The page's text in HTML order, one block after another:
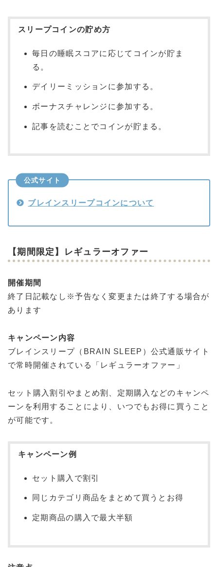
スリープコインの貯め方
毎日の睡眠スコアに応じてコインが貯ま
る。
デイリーミッションに参加する。
ボーナスチャレンジに参加する。
記事を読むことでコインが貯まる。
公式サイト
ブレインスリープコインについて
【期間限定】レギュラーオファー
開催期間
終了日記載なし※予告なく変更または終了する場合が
あります
キャンペーン内容
ブレインスリープ（BRAIN SLEEP）公式通販サイト
で常時開催されている「レギュラーオファー」
セット購入割引やまとめ割、定期購入などのキャンペ
ーンを利用することにより、いつでもお得に買うこと
が可能です。
キャンペーン例
セット購入で割引
同じカテゴリ商品をまとめて買うとお得
定期商品の購入で最大半額